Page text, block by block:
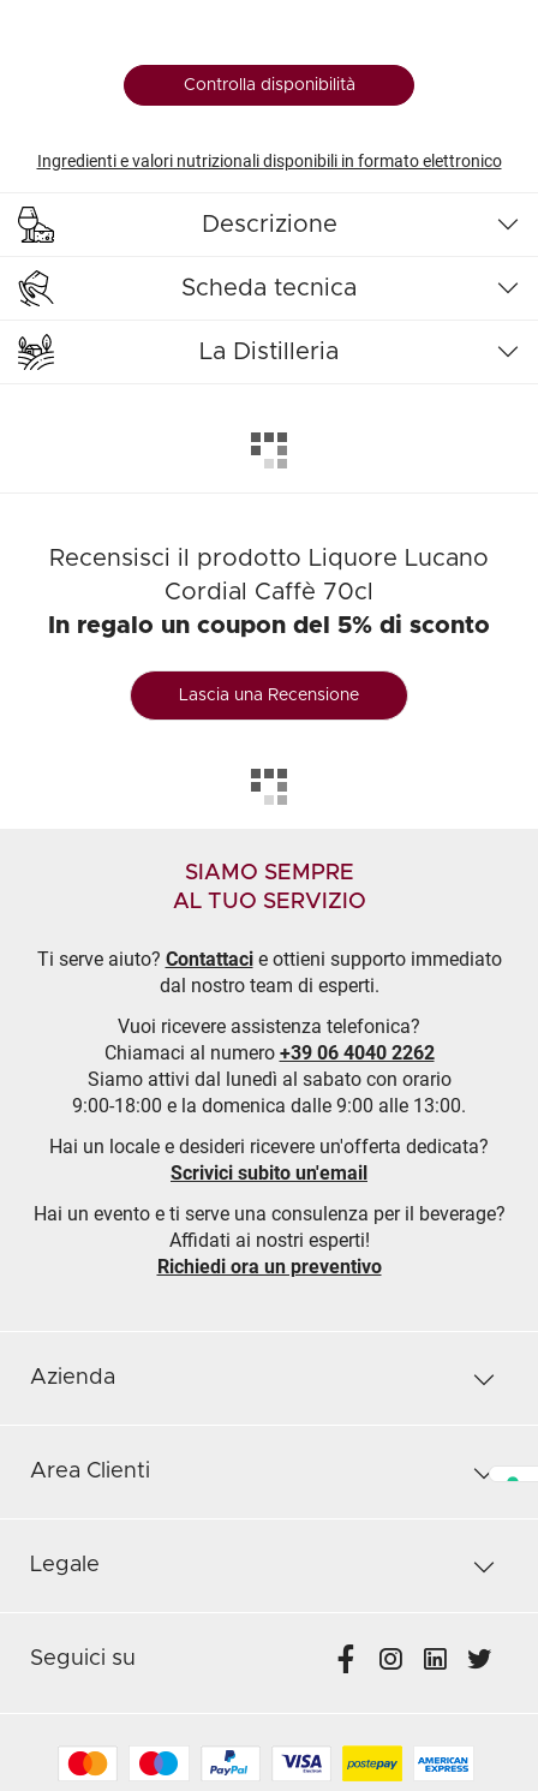
Controlla disponibilità
Ingredienti e valori nutrizionali disponibili in formato elettronico
Descrizione
Scheda tecnica
La Distilleria
Recensisci il prodotto Liquore Lucano
Cordial Caffè 70cl
In regalo un coupon del 5% di sconto
Lascia una Recensione
SIAMO SEMPRE
AL TUO SERVIZIO
Ti serve aiuto? Contattacie ottieni supporto immediato
dal nostro team di esperti.
Vuoi ricevere assistenza telefonica?
Chiamaci al numero +39 06 4040 2262
Siamo attivi dal lunedì al sabato con orario
9:00-18:00 e la domenica dalle 9:00 alle 13:00.
Hai un locale e desideri ricevere un'offerta dedicata?
Scrivici subito un'email
Hai un evento e ti serve una consulenza per il beverage?
Affidati ai nostri esperti!
Richiedi ora un preventivo
Azienda
Area Clienti
Legale
Seguici su